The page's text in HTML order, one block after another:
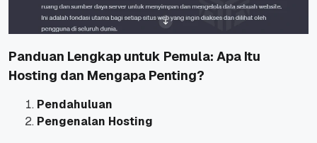
Panduan Lengkap untuk Pemula: Apa Itu
Hosting dan Mengapa Penting?
Pendahuluan
Pengenalan Hosting